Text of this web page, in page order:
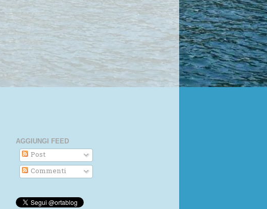
AGGIUNGI FEED
Post
Commenti